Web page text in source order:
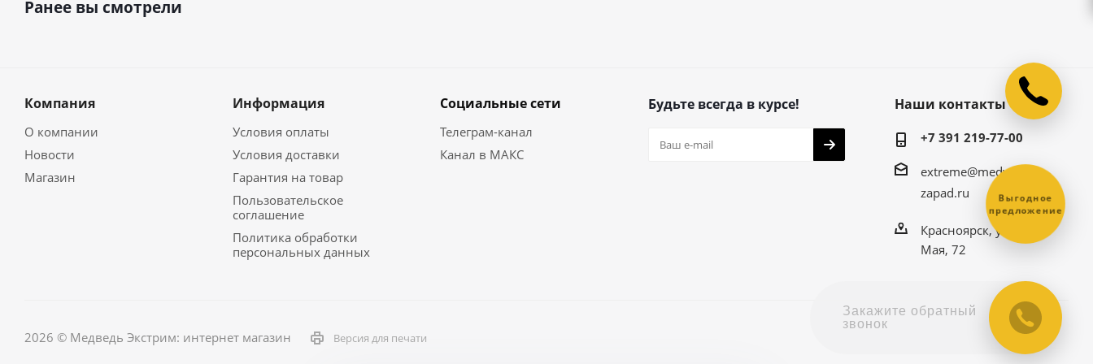
Ранее вы смотрели
Компания
О компании
Новости
Магазин
Информация
Условия оплаты
Условия доставки
Гарантия на товар
Пользовательское
соглашение
Политика обработки
персональных данных
Социальные сети
Телеграм-канал
Канал в МАКС
Будьте всегда в курсе! Наши контакты
+7 391 219-77-00
extreme@medved-
zapad.ru
Красноярск, ул. 9
Мая, 72
2026 © Медведь Экстрим: интернет магазин Версия для печати
Выгодное
предложение
Закажите обратный
звонок